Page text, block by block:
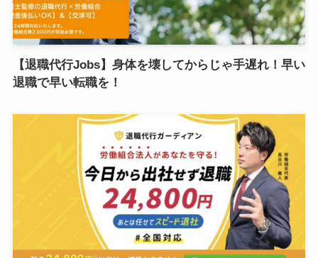
【退職代行Jobs】身体を壊してからじゃ手遅れ！早い
退職で早い転職を！